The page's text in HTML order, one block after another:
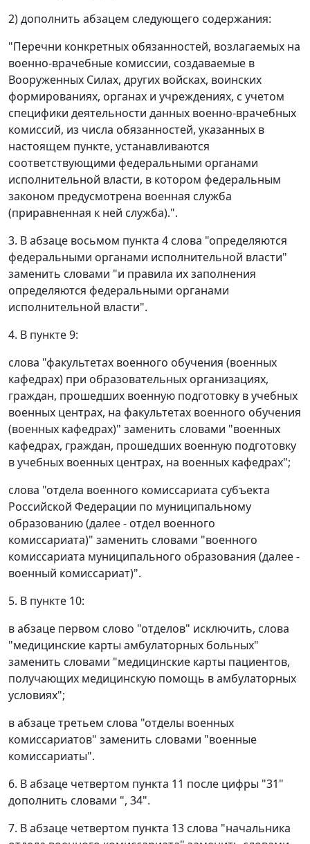
2) дополнить абзацем следующего содержания:
"Перечни конкретных обязанностей, возлагаемых на
военно-врачебные комиссии, создаваемые в
Вооруженных Силах, других войсках, воинских
формированиях, органах и учреждениях, с учетом
специфики деятельности данных военно-врачебных
комиссий, из числа обязанностей, указанных в
настоящем пункте, устанавливаются
соответствующими федеральными органами
исполнительной власти, в котором федеральным
законом предусмотрена военная служба
(приравненная к ней служба).".
3. В абзаце восьмом пункта 4 слова "определяются
федеральными органами исполнительной власти"
заменить словами "и правила их заполнения
определяются федеральными органами
исполнительной власти".
4. В пункте 9:
слова "факультетах военного обучения (военных
кафедрах) при образовательных организациях,
граждан, прошедших военную подготовку в учебных
военных центрах, на факультетах военного обучения
(военных кафедрах)" заменить словами "военных
кафедрах, граждан, прошедших военную подготовку
в учебных военных центрах, на военных кафедрах";
слова "отдела военного комиссариата субъекта
Российской Федерации по муниципальному
образованию (далее - отдел военного
комиссариата)" заменить словами "военного
комиссариата муниципального образования (далее -
военный комиссариат)".
5. В пункте 10:
в абзаце первом слово "отделов" исключить, слова
"медицинские карты амбулаторных больных"
заменить словами "медицинские карты пациентов,
получающих медицинскую помощь в амбулаторных
условиях";
в абзаце третьем слова "отделы военных
комиссариатов" заменить словами "военные
комиссариаты".
6. В абзаце четвертом пункта 11 после цифры "31"
дополнить словами ", 34".
7. В абзаце четвертом пункта 13 слова "начальника